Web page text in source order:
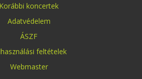
Korábbi koncertek
Adatvédelem
ÁSZF
feltételek
Webmaster